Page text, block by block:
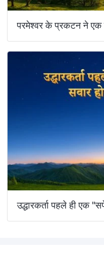
परमेश्वर के प्रकटन ने एक
उद्धारकर्ता पहले ही एक